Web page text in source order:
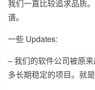
我们一直比较追求品质
谱。
一些 Updates:
– 我们的软件公司被原
多长期稳定的项目。就